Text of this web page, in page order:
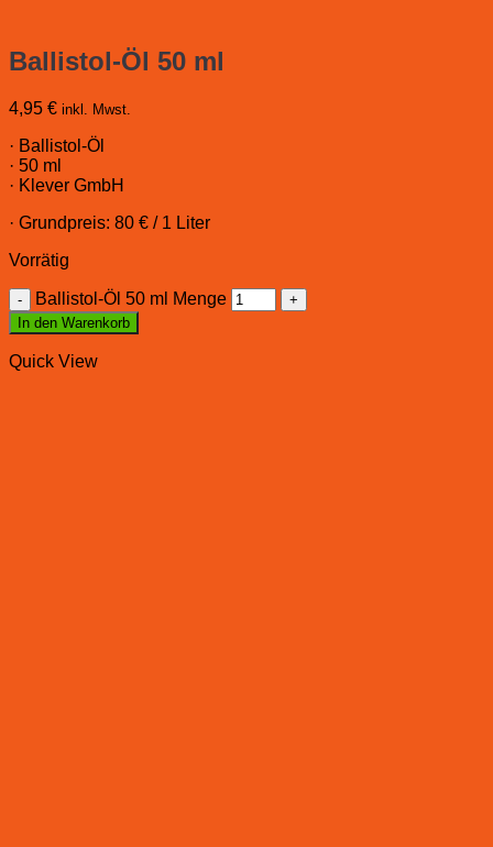
Ballistol-Öl 50 ml
4,95 € inkl. Mwst.
· Ballistol-Öl
· 50 ml
· Klever GmbH
· Grundpreis: 80 € / 1 Liter
Vorrätig
Ballistol-Öl 50 ml Menge
In den Warenkorb
Quick View